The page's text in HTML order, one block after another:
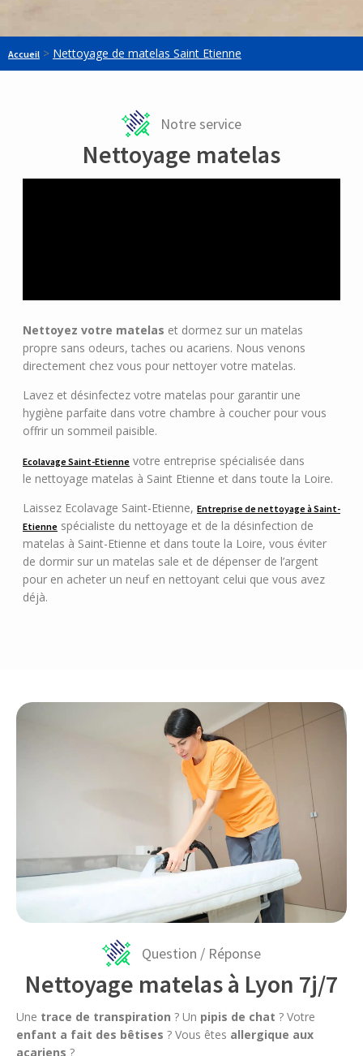
Accueil > Nettoyage de matelas Saint Etienne
Notre service
Nettoyage matelas
Nettoyez votre matelas et dormez sur un matelas
propre sans odeurs, taches ou acariens. Nous venons
directement chez vous pour nettoyer votre matelas.
Lavez et désinfectez votre matelas pour garantir une
hygiène parfaite dans votre chambre à coucher pour vous
offrir un sommeil paisible.
Ecolavage Saint-Etienne votre entreprise spécialisée dans
le nettoyage matelas à Saint Etienne et dans toute la Loire.
Laissez Ecolavage Saint-Etienne, Entreprise de nettoyage à Saint-
Etienne spécialiste du nettoyage et de la désinfection de
matelas à Saint-Etienne et dans toute la Loire, vous éviter
de dormir sur un matelas sale et de dépenser de l’argent
pour en acheter un neuf en nettoyant celui que vous avez
déjà.
Question / Réponse
Nettoyage matelas à Lyon 7j/7
Une trace de transpiration ? Un pipis de chat ? Votre
enfant a fait des bêtises ? Vous êtes allergique aux
acariens ?